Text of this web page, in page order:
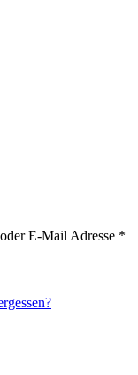
E-Mail Adresse *